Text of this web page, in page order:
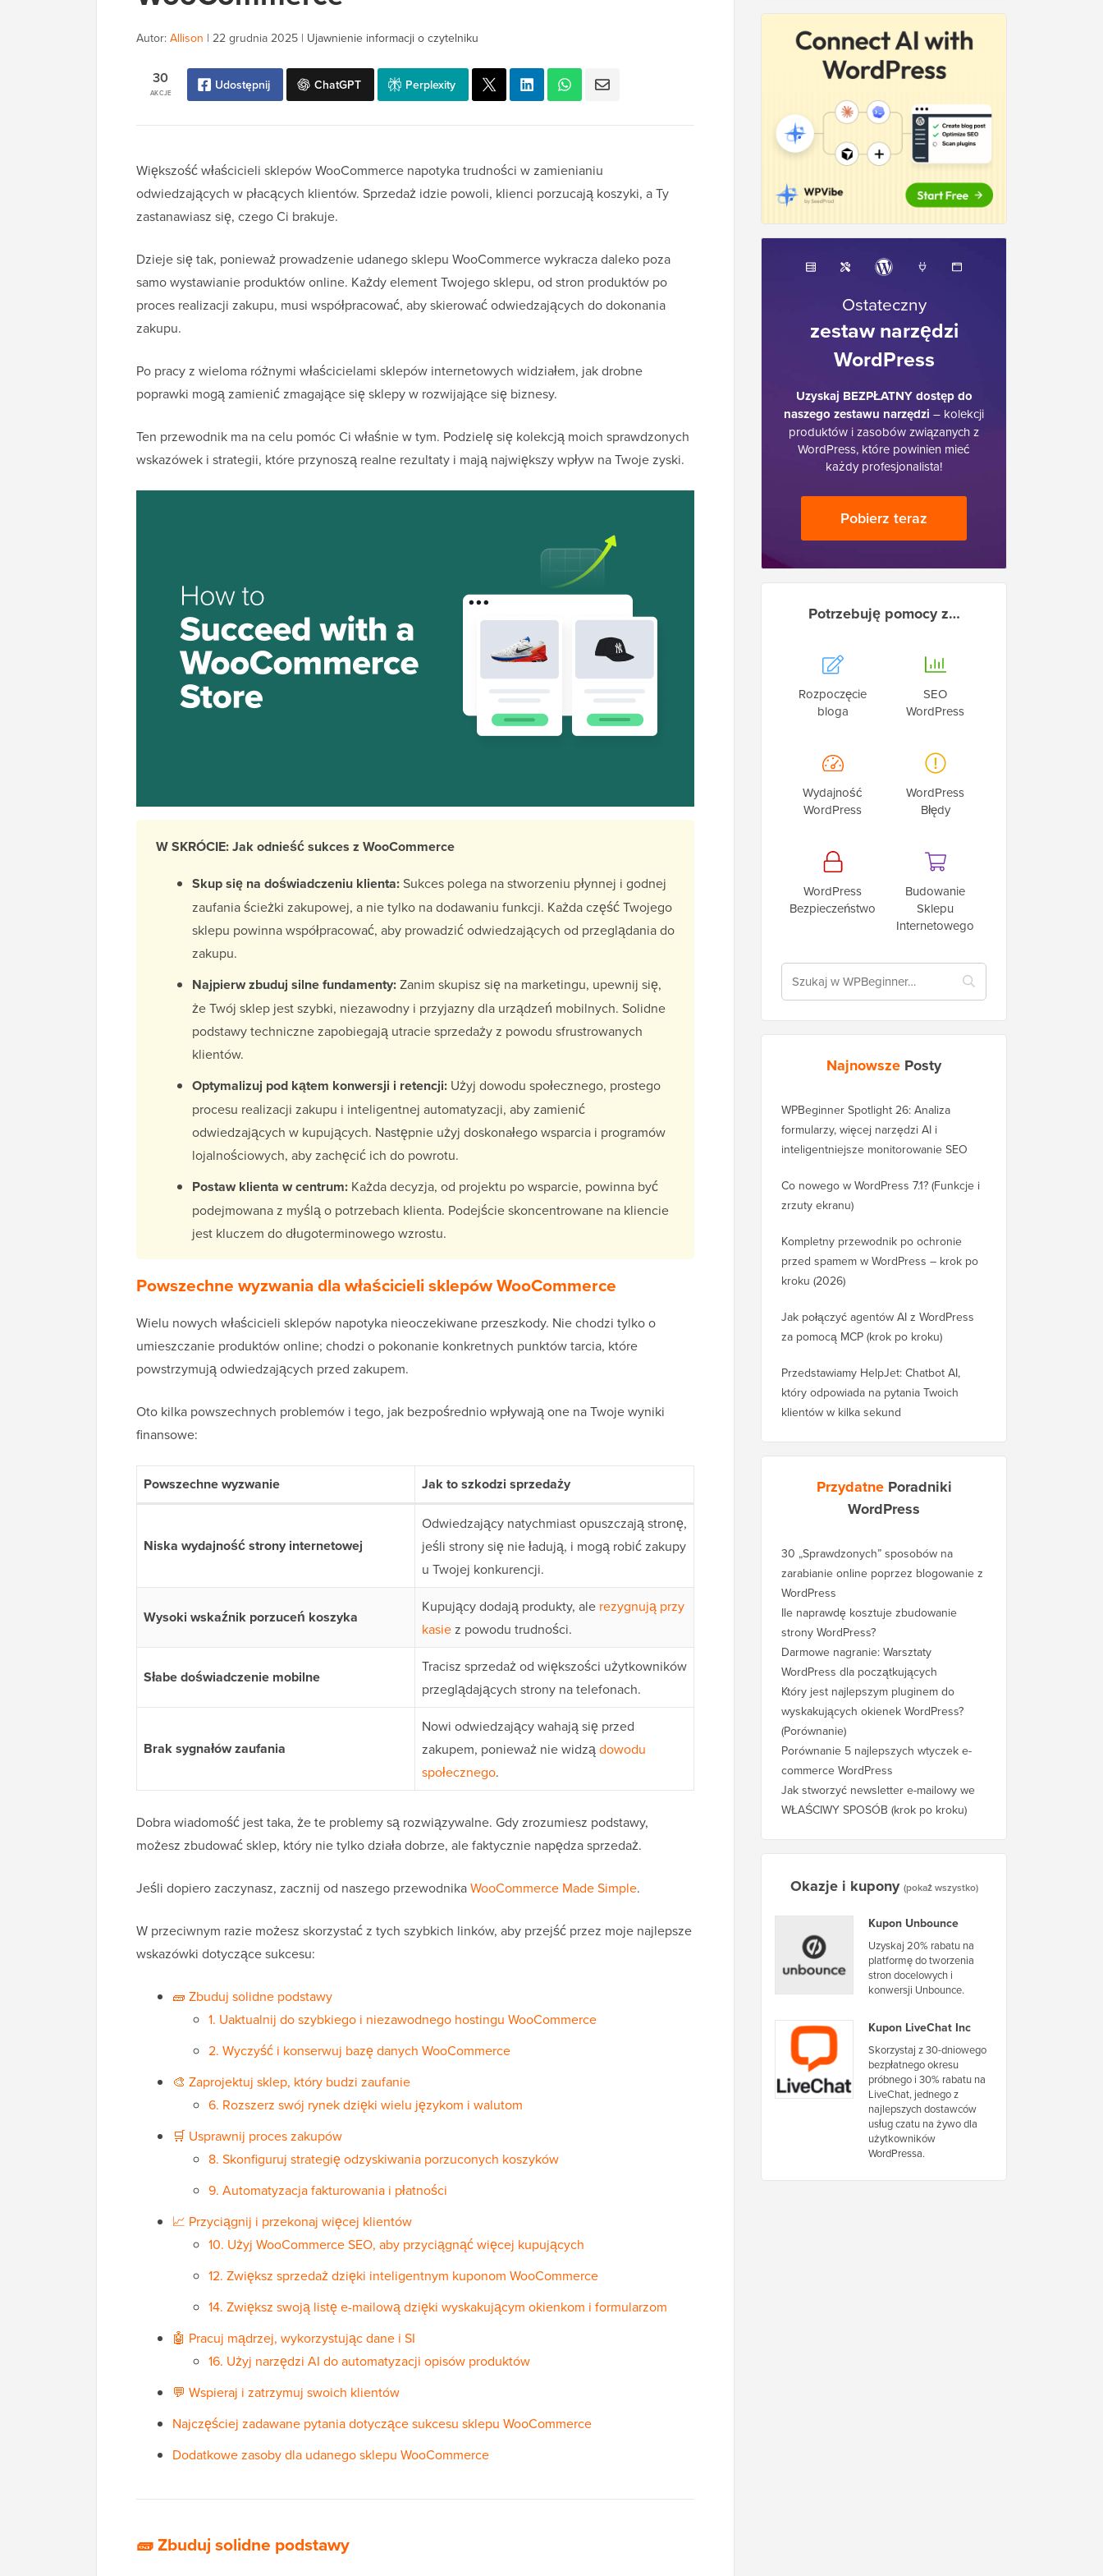
Autor: Allison | 22 grudnia 2025 | Ujawnienie informacji o czytelniku
AKCJE
30 Udostępnij ChatGPT Perplexity
Większość właścicieli sklepów WooCommerce napotyka trudności w zamienianiu
odwiedzających w płacących klientów. Sprzedaż idzie powoli, klienci porzucają koszyki, a Ty
zastanawiasz się, czego Ci brakuje.
Dzieje się tak, ponieważ prowadzenie udanego sklepu WooCommerce wykracza daleko poza
samo wystawianie produktów online. Każdy element Twojego sklepu, od stron produktów po
proces realizacji zakupu, musi współpracować, aby skierować odwiedzających do dokonania
zakupu.
Po pracy z wieloma różnymi właścicielami sklepów internetowych widziałem, jak drobne
poprawki mogą zamienić zmagające się sklepy w rozwijające się biznesy.
Ten przewodnik ma na celu pomóc Ci właśnie w tym. Podzielę się kolekcją moich sprawdzonych
wskazówek i strategii, które przynoszą realne rezultaty i mają największy wpływ na Twoje zyski.
W SKRÓCIE: Jak odnieść sukces z WooCommerce
Skup się na doświadczeniu klienta:Sukces polega na stworzeniu płynnej i godnej
zaufania ścieżki zakupowej, a nie tylko na dodawaniu funkcji. Każda część Twojego
sklepu powinna współpracować, aby prowadzić odwiedzających od przeglądania do
zakupu.
Najpierw zbuduj silne fundamenty:Zanim skupisz się na marketingu, upewnij się,
że Twój sklep jest szybki, niezawodny i przyjazny dla urządzeń mobilnych. Solidne
podstawy techniczne zapobiegają utracie sprzedaży z powodu sfrustrowanych
klientów.
Optymalizuj pod kątem konwersji i retencji: Użyj dowodu społecznego, prostego
procesu realizacji zakupu i inteligentnej automatyzacji, aby zamienić
odwiedzających w kupujących. Następnie użyj doskonałego wsparcia i programów
lojalnościowych, aby zachęcić ich do powrotu.
Postaw klienta w centrum: Każda decyzja, od projektu po wsparcie, powinna być
podejmowana z myślą o potrzebach klienta. Podejście skoncentrowane na kliencie
jest kluczem do długoterminowego wzrostu.
Powszechne wyzwania dla właścicieli sklepów WooCommerce
Wielu nowych właścicieli sklepów napotyka nieoczekiwane przeszkody. Nie chodzi tylko o
umieszczanie produktów online; chodzi o pokonanie konkretnych punktów tarcia, które
powstrzymują odwiedzających przed zakupem.
Oto kilka powszechnych problemów i tego, jak bezpośrednio wpływają one na Twoje wyniki
finansowe:
Powszechne wyzwanie Jak to szkodzi sprzedaży
Niska wydajność strony internetowej
Odwiedzający natychmiast opuszczają stronę,
jeśli strony się nie ładują, i mogą robić zakupy
u Twojej konkurencji.
Wysoki wskaźnik porzuceń koszyka
Kupujący dodają produkty, ale rezygnują przy
kasiez powodu trudności.
Słabe doświadczenie mobilne
Tracisz sprzedaż od większości użytkowników
przeglądających strony na telefonach.
Brak sygnałów zaufania
Nowi odwiedzający wahają się przed
zakupem, ponieważ nie widządowodu
społecznego.
Dobra wiadomość jest taka, że te problemy są rozwiązywalne. Gdy zrozumiesz podstawy,
możesz zbudować sklep, który nie tylko działa dobrze, ale faktycznie napędza sprzedaż.
Jeśli dopiero zaczynasz, zacznij od naszego przewodnikaWooCommerce Made Simple.
W przeciwnym razie możesz skorzystać z tych szybkich linków, aby przejść przez moje najlepsze
wskazówki dotyczące sukcesu:
🧱 Zbuduj solidne podstawy
1. Uaktualnij do szybkiego i niezawodnego hostingu WooCommerce
2. Wyczyść i konserwuj bazę danych WooCommerce
🎨 Zaprojektuj sklep, który budzi zaufanie
6. Rozszerz swój rynek dzięki wielu językom i walutom
🛒 Usprawnij proces zakupów
8. Skonfiguruj strategię odzyskiwania porzuconych koszyków
9. Automatyzacja fakturowania i płatności
📈 Przyciągnij i przekonaj więcej klientów
10. Użyj WooCommerce SEO, aby przyciągnąć więcej kupujących
12. Zwiększ sprzedaż dzięki inteligentnym kuponom WooCommerce
14. Zwiększ swoją listę e-mailową dzięki wyskakującym okienkom i formularzom
🤖 Pracuj mądrzej, wykorzystując dane i SI
16. Użyj narzędzi AI do automatyzacji opisów produktów
💬 Wspieraj i zatrzymuj swoich klientów
Najczęściej zadawane pytania dotyczące sukcesu sklepu WooCommerce
Dodatkowe zasoby dla udanego sklepu WooCommerce
🧱Zbuduj solidne podstawy
Ostateczny
zestaw narzędzi
WordPress
Uzyskaj BEZPŁATNY dostęp do
naszego zestawu narzędzi – kolekcji
produktów i zasobów związanych z
WordPress, które powinien mieć
każdy profesjonalista!
Pobierz teraz
Potrzebuję pomocy z…
Rozpoczęcie
bloga
SEO
WordPress
Wydajność
WordPress
WordPress
Błędy
WordPress
Bezpieczeństwo
Budowanie
Sklepu
Internetowego
Najnowsze Posty
WPBeginner Spotlight 26: Analiza
formularzy, więcej narzędzi AI i
inteligentniejsze monitorowanie SEO
Co nowego w WordPress 7.1? (Funkcje i
zrzuty ekranu)
Kompletny przewodnik po ochronie
przed spamem w WordPress – krok po
kroku (2026)
Jak połączyć agentów AI z WordPress
za pomocą MCP (krok po kroku)
Przedstawiamy HelpJet: Chatbot AI,
który odpowiada na pytania Twoich
klientów w kilka sekund
Przydatne Poradniki
WordPress
30 „Sprawdzonych” sposobów na
zarabianie online poprzez blogowanie z
WordPress
Ile naprawdę kosztuje zbudowanie
strony WordPress?
Darmowe nagranie: Warsztaty
WordPress dla początkujących
Który jest najlepszym pluginem do
wyskakujących okienek WordPress?
(Porównanie)
Porównanie 5 najlepszych wtyczek e-
commerce WordPress
Jak stworzyć newsletter e-mailowy we
WŁAŚCIWY SPOSÓB (krok po kroku)
Okazje i kupony (pokaż wszystko)
Kupon Unbounce
Uzyskaj 20% rabatu na
platformę do tworzenia
stron docelowych i
konwersji Unbounce.
Kupon LiveChat Inc
Skorzystaj z 30-dniowego
bezpłatnego okresu
próbnego i 30% rabatu na
LiveChat, jednego z
najlepszych dostawców
usług czatu na żywo dla
użytkowników
WordPressa.